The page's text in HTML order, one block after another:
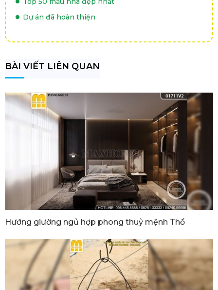
Dự án đã hoàn thiện
BÀI VIẾT LIÊN QUAN
Hướng giường ngủ hợp phong thuỷ mệnh Thổ